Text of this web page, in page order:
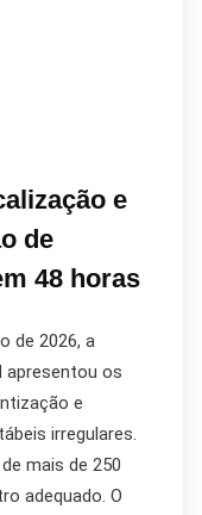
e
de
48 horas
de 2026, a
apresentou os
e
irregulares.
mais de 250
adequado. O